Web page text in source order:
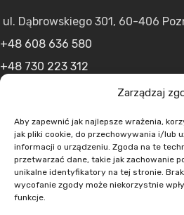
Zarządzaj
Aby zapewnić jak najlepsze wrażenia,
jak pliki cookie, do przechowywania i/lub
informacji o urządzeniu. Zgoda na te
przetwarzać dane, takie jak zachowanie
unikalne identyfikatory na tej stronie.
wycofanie zgody może niekorzystnie
funkcje.
ul. Dąbrowskiego 301, 60-406
+48 608 636 580
+48 730 223 312
MENU